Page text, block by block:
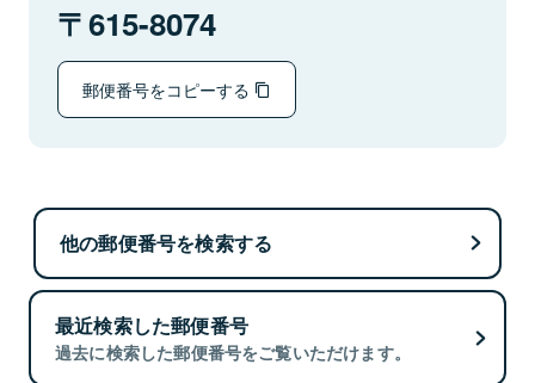
615-8074
郵便番号をコピーする
他の郵便番号を検索する
最近検索した郵便番号
過去に検索した郵便番号をご覧いただけます。